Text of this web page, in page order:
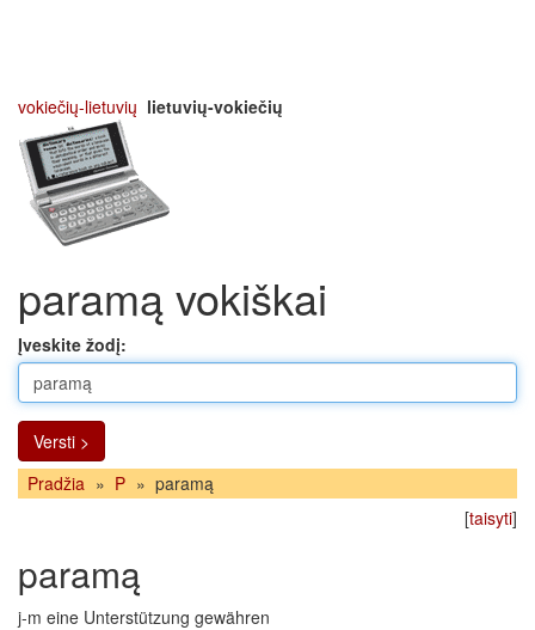
vokiečių-lietuvių lietuvių-vokiečių
paramą vokiškai
Įveskite žodį:
Versti >
Pradžia » P » paramą
[taisyti]
paramą
j-m eine Unterstützung gewähren